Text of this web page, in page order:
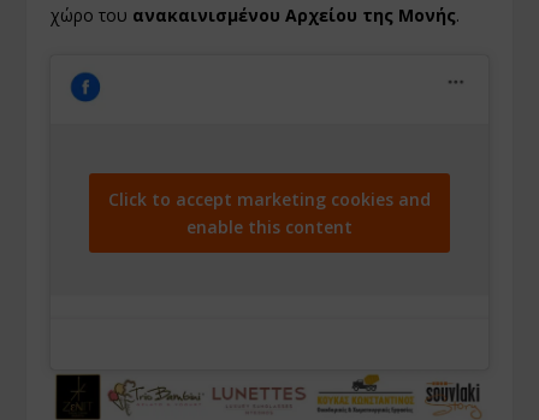
χώρο του ανακαινισμένου Αρχείου της Μονής.
Click to accept marketing cookies and
enable this content